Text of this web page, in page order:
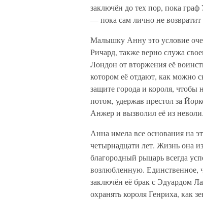
заключён до тех пор, пока
— пока сам лично не
Малышку Анну это условие
Ричард, также верно служа
Лондон от вторжения её
котором её отдают, как можно
защите города и короля, чтобы
потом, удержав престол за
Анжер и вызволил её из неволи.
Анна имела все основания на
четырнадцати лет. Жизнь она
благородный рыцарь всегда
возлюбленную. Единственное,
заключён её брак с Эдуардом
охранять короля Генриха, как